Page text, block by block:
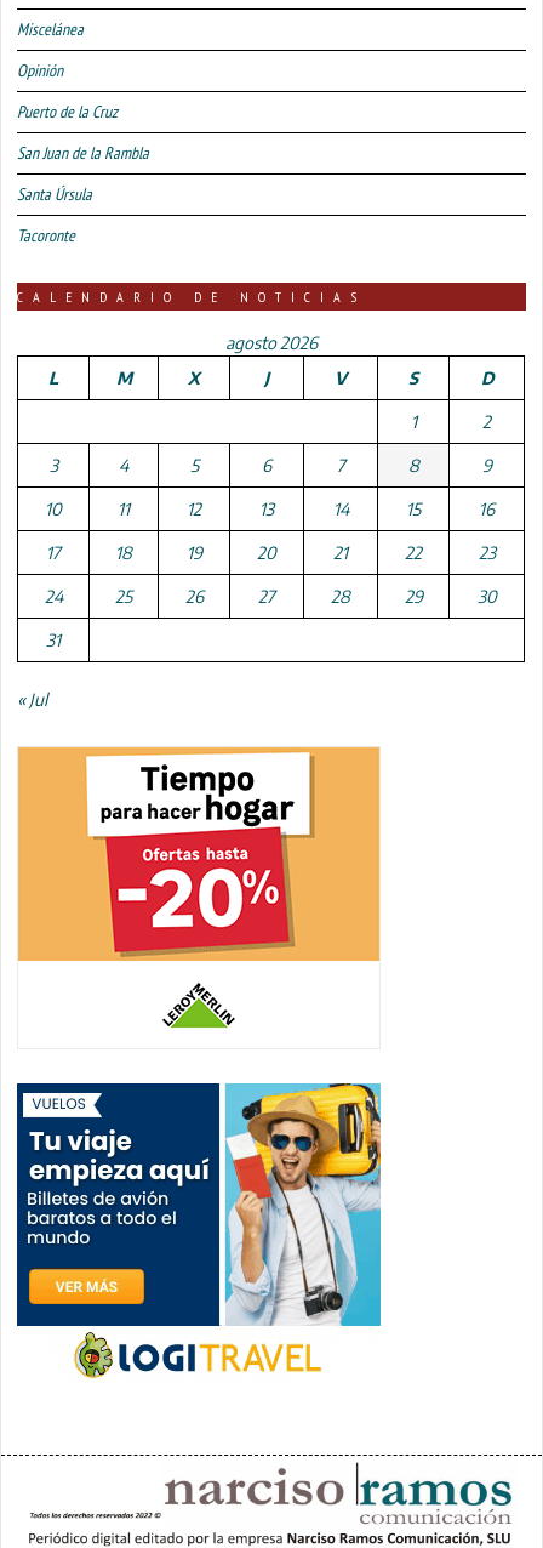
Miscelánea
Opinión
Puerto de la Cruz
San Juan de la Rambla
Santa Úrsula
Tacoronte
CALENDARIO DE NOTICIAS
agosto 2026
L
M X J V S D
1 2
3 4 5 6 7 8 9
10 11 12 13 14 15 16
17 18 19 20 21 22 23
24 25 26 27 28 29 30
31
« Jul